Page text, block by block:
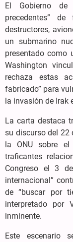
El Gobierno de
precedentes”
destructores,
un submarino
presentado como
Washington
rechaza estas
fabricado” para
la invasión de Irak
La carta destaca
su discurso del 22
la ONU sobre
traficantes
Congreso el 3
internacional”
de “buscar por
interpretado por
inminente.
Este escenario